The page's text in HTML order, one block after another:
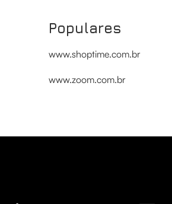
Populares
www.shoptime.com.br
www.zoom.com.br